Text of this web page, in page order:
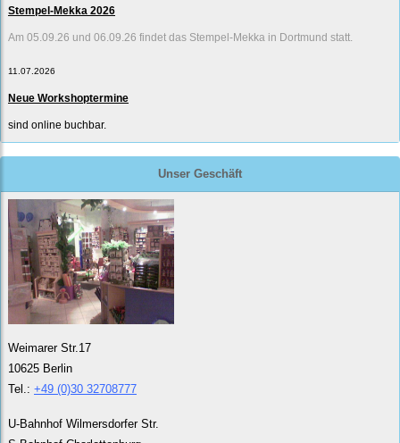
Stempel-Mekka 2026
Am 05.09.26 und 06.09.26 findet das Stempel-Mekka in Dortmund statt.
11.07.2026
Neue Workshoptermine
sind online buchbar.
Unser Geschäft
Weimarer Str.17
10625 Berlin
Tel.: +49 (0)30 32708777
U-Bahnhof Wilmersdorfer Str.